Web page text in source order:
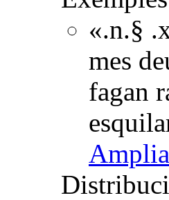
«.n.§
mes
fagan